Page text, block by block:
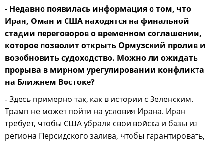
- Недавно появилась информация о том, что
Иран, Оман и США находятся на финальной
стадии переговоров о временном соглашении,
которое позволит открыть Ормузский пролив и
возобновить судоходство. Можно ли ожидать
прорыва в мирном урегулировании конфликта
на Ближнем Востоке?
- Здесь примерно так, как в истории с Зеленским.
Трамп не может пойти на условия Ирана. Иран
требует, чтобы США убрали свои войска и базы из
региона Персидского залива, чтобы гарантировать,